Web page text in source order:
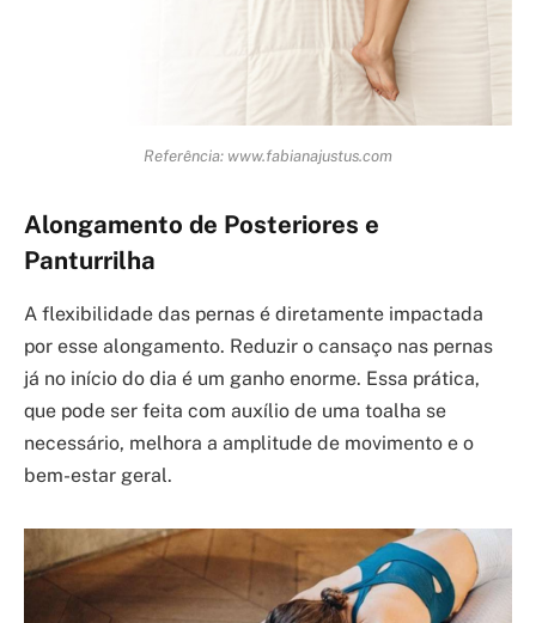
Referência: www.fabianajustus.com
Alongamento de Posteriores e
Panturrilha
A flexibilidade das pernas é diretamente impactada
por esse alongamento. Reduzir o cansaço nas pernas
já no início do dia é um ganho enorme. Essa prática,
que pode ser feita com auxílio de uma toalha se
necessário, melhora a amplitude de movimento e o
bem-estar geral.